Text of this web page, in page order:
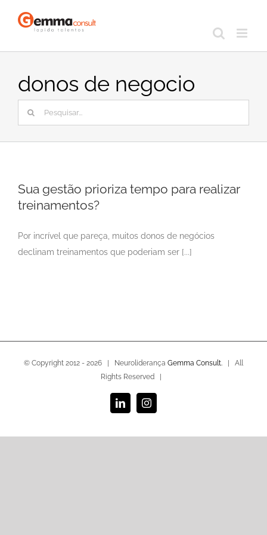
donos de negocio
Buscar
resultados
para:
Sua gestão prioriza tempo para realizar
treinamentos?
Por incrível que pareça, muitos donos de negócios
declinam treinamentos que poderiam ser [...]
© Copyright 2012 - 2026 | Neuroliderança Gemma Consult. | All
Rights Reserved |
LinkedInInstagram